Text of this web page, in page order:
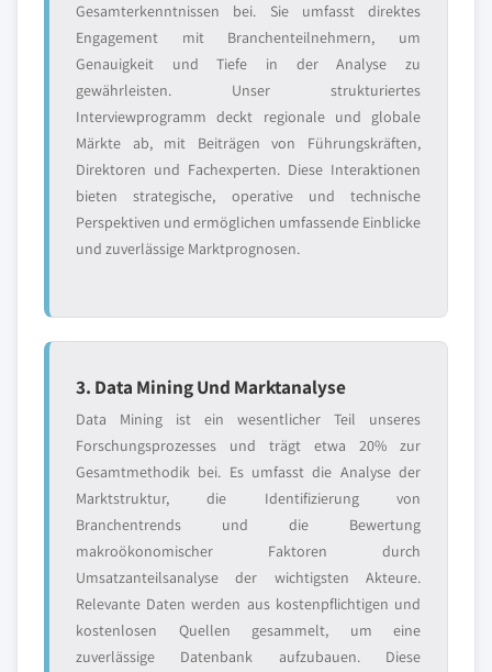
Gesamterkenntnissen bei. Sie umfasst direktes
Engagement mit Branchenteilnehmern, um
Genauigkeit und Tiefe in der Analyse zu
gewährleisten. Unser strukturiertes
Interviewprogramm deckt regionale und globale
Märkte ab, mit Beiträgen von Führungskräften,
Direktoren und Fachexperten. Diese Interaktionen
bieten strategische, operative und technische
Perspektiven und ermöglichen umfassende Einblicke
und zuverlässige Marktprognosen.
3. Data Mining Und Marktanalyse
Data Mining ist ein wesentlicher Teil unseres
Forschungsprozesses und trägt etwa 20% zur
Gesamtmethodik bei. Es umfasst die Analyse der
Marktstruktur, die Identifizierung von
Branchentrends und die Bewertung
makroökonomischer Faktoren durch
Umsatzanteilsanalyse der wichtigsten Akteure.
Relevante Daten werden aus kostenpflichtigen und
kostenlosen Quellen gesammelt, um eine
zuverlässige Datenbank aufzubauen. Diese